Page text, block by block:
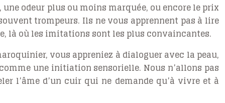
odeur plus ou moins marquée, ou encore le prix
trompeurs. Ils ne vous apprennent pas à lire
là où les imitations sont les plus convaincantes.
vous appreniez à dialoguer avec la peau,
une initiation sensorielle. Nous n’allons pas
l’âme d’un cuir qui ne demande qu’à vivre et à